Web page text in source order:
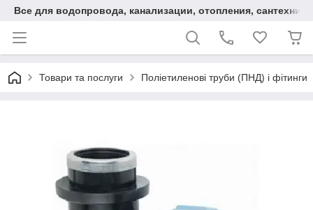
Все для водопровода, канализации, отопления, сантехники
Товари та послуги Поліетиленові труби (ПНД) і фітинги